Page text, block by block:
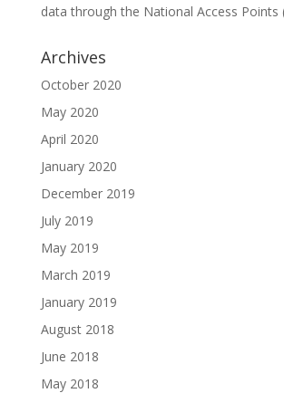
data through the National Access Points
Archives
October 2020
May 2020
April 2020
January 2020
December 2019
July 2019
May 2019
March 2019
January 2019
August 2018
June 2018
May 2018